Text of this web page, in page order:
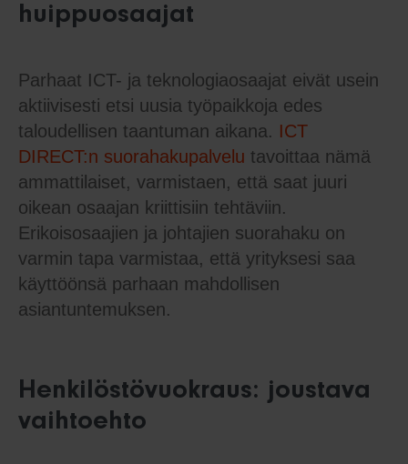
huippuosaajat
Parhaat ICT- ja teknologiaosaajat eivät usein
aktiivisesti etsi uusia työpaikkoja edes
taloudellisen taantuman aikana. ICT
DIRECT:n suorahakupalvelu tavoittaa nämä
ammattilaiset, varmistaen, että saat juuri
oikean osaajan kriittisiin tehtäviin.
Erikoisosaajien ja johtajien suorahaku on
varmin tapa varmistaa, että yrityksesi saa
käyttöönsä parhaan mahdollisen
asiantuntemuksen.
Henkilöstövuokraus: joustava
vaihtoehto